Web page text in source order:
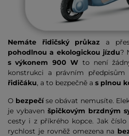
Nemáte řidičský průkaz a
pohodlnou a ekologickou jízdu?
s výkonem 900 W to není
konstrukci a právním
řidičáku, a to bezpečně a s plnou
O bezpečíse obávat nemusíte.
je vybaven špičkovým brzdným
cesty i z příkrého kopce. Jak číslo
rychlost je rovněž omezena na